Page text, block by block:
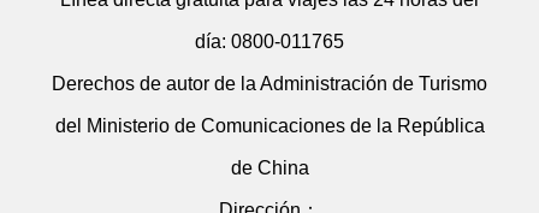
día: 0800-011765
Derechos de autor de la Administración de Turismo
del Ministerio de Comunicaciones de la República
de China